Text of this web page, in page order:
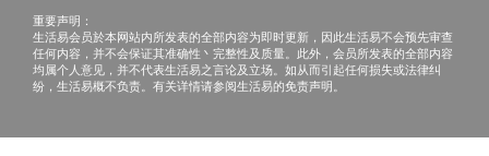
重要声明：
生活易会员於本网站内所发表的全部内容为即时更新，因此生活易不会预先审查
任何内容，并不会保证其准确性丶完整性及质量。此外，会员所发表的全部内容
均属个人意见，并不代表生活易之言论及立场。如从而引起任何损失或法律纠
纷，生活易概不负责。有关详情请参阅生活易的免责声明。